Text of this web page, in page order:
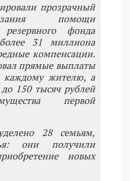
прозрачный
помощи
фонда
31 миллиона
компенсации.
прямые выплаты
каждому жителю, а
150 тысяч рублей
первой
28 семьям,
они получили
новых